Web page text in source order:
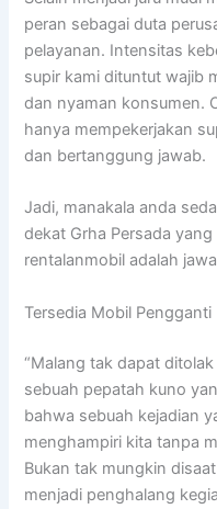
peran sebagai duta
pelayanan. Intensitas
supir kami dituntut wajib
dan nyaman konsumen.
hanya mempekerjakan
dan bertanggung jawab.
Jadi, manakala anda
dekat Grha Persada
rentalanmobil adalah
Tersedia Mobil Pengganti
“Malang tak dapat
sebuah pepatah kuno
bahwa sebuah kejadian
menghampiri kita tanpa
Bukan tak mungkin
menjadi penghalang